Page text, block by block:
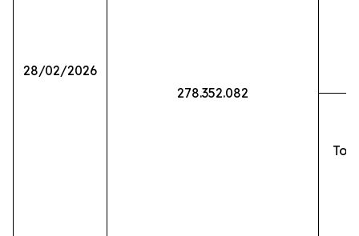
28/02/2026
278.352.082